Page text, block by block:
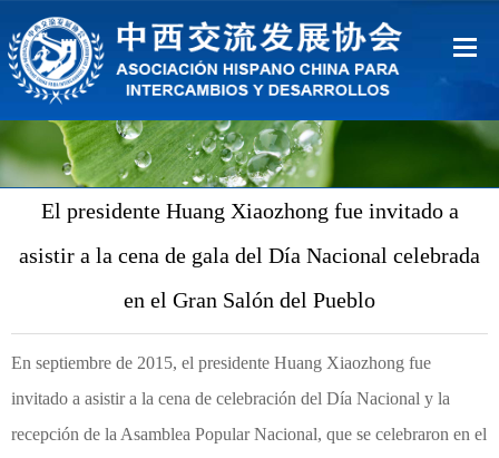
Inicio
Sobre Nosotros
Español
El presidente Huang Xiaozhong fue invitado a
asistir a la cena de gala del Día Nacional celebrada
en el Gran Salón del Pueblo
En septiembre de 2015, el presidente Huang Xiaozhong fue
invitado a asistir a la cena de celebración del Día Nacional y la
recepción de la Asamblea Popular Nacional, que se celebraron en el